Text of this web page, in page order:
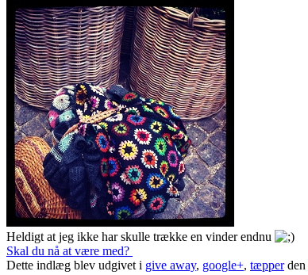
Heldigt at jeg ikke har skulle trække en vinder endnu
Skal du nå at være med?
Dette indlæg blev udgivet i give away, google+, tæpperden